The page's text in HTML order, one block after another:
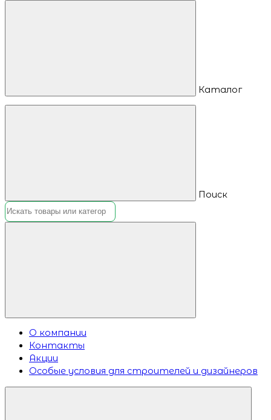
Каталог
Поиск
О компании
Контакты
Акции
Особые условия для строителей и дизайнеров